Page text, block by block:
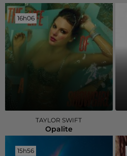
16h06
16h06
TAYLOR SWIFT
Opalite
15h56
15h56